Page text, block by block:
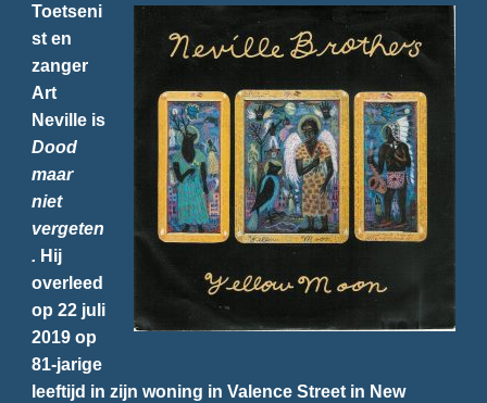
Toetseni
st en
zanger
Art
Neville is
Dood
maar
niet
vergeten
. Hij
overleed
op 22 juli
2019 op
81-jarige
leeftijd in zijn woning in Valence Street in New